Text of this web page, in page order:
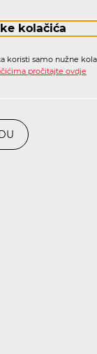
kolačića
koristi samo nužne
pročitajte ovdje
d.o.o. članak